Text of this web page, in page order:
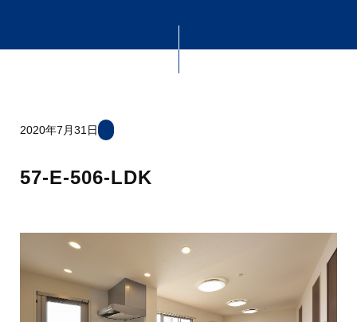
2020年7月31日
57-E-506-LDK